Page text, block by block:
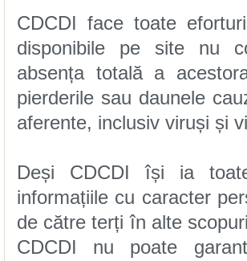
aferente, inclusiv viruși și